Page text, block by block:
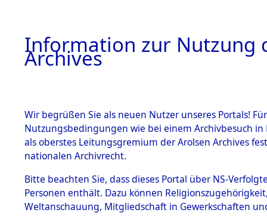
BESTÄNDE
1.
Inhaftierungsdoku
mente
1.2.9 Beim ITS
0002
Information zur Nutzung
Archives
Wir begrüßen Sie als neuen Nutzer unseres Portals!
Nutzungsbedingungen wie bei einem Archivbesuch
als oberstes Leitungsgremium der Arolsen Archives
nationalen Archivrecht.
Bitte beachten Sie, dass dieses Portal über NS-
Personen enthält. Dazu können
Weltanschauung, Mitgliedschaft in Gewerkschaften